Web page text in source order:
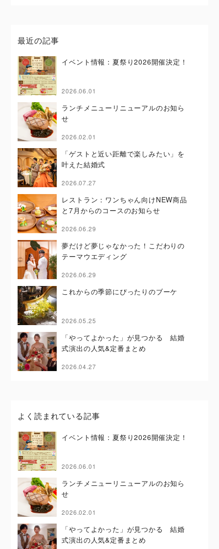
最近の記事
イベント情報：夏祭り2026開催決定！
2026.06.01
ランチメニューリニューアルのお知ら
せ
2026.02.01
「ゲストと近い距離で楽しみたい」を
叶えた結婚式
2026.07.27
レストラン：ワンちゃん向けNEW商品
と7月からのコースのお知らせ
2026.06.29
夢だけど夢じゃなかった！こだわりの
テーマウエディング
2026.06.29
これからの季節にぴったりのブーケ
2026.05.25
「やってよかった」が見つかる 結婚
式演出の人気&定番まとめ
2026.04.27
よく読まれている記事
イベント情報：夏祭り2026開催決定！
2026.06.01
ランチメニューリニューアルのお知ら
せ
2026.02.01
「やってよかった」が見つかる 結婚
式演出の人気&定番まとめ